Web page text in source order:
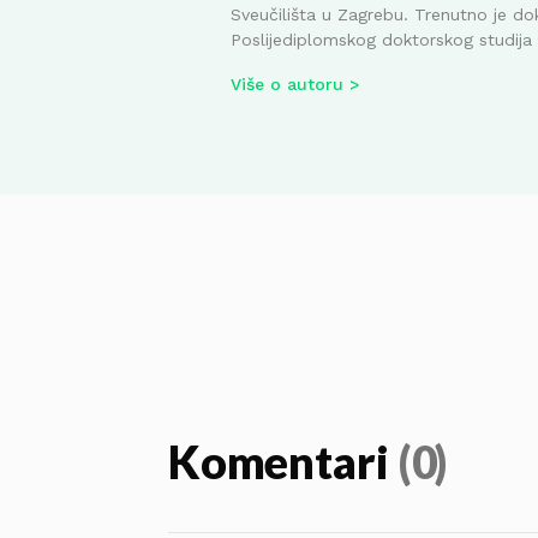
Sveučilišta u Zagrebu. Trenutno je
Poslijediplomskog doktorskog studija
Više o autoru
Komentari (0)